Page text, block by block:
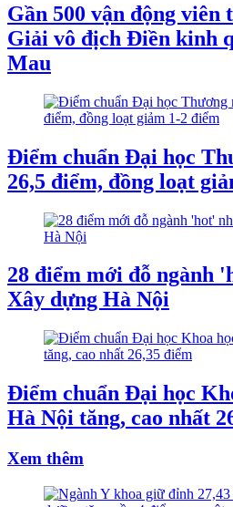
Gần 500 vận động
Giải vô địch Điền kinh
Mau
Điểm chuẩn Đại học
26,5 điểm, đồng loạt
28 điểm mới đỗ ngành
Xây dựng Hà Nội
Điểm chuẩn Đại học
Hà Nội tăng, cao nhất
Xem thêm